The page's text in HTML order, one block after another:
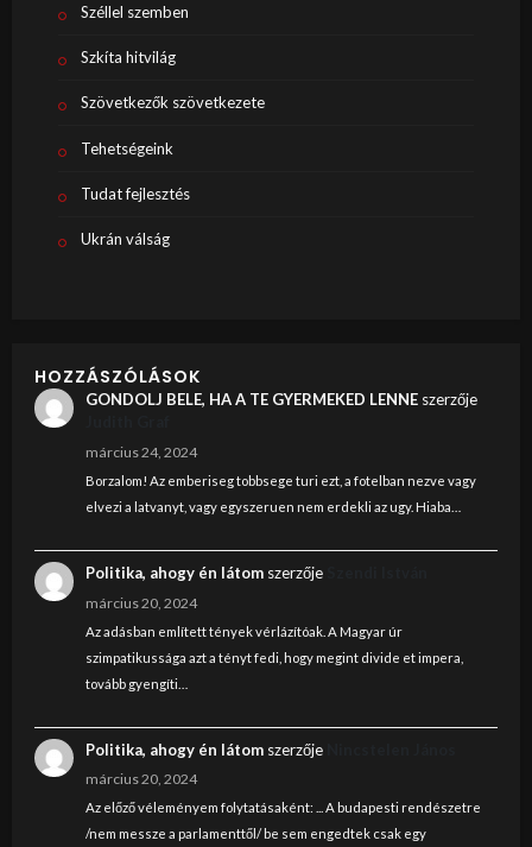
Széllel szemben
Szkíta hitvilág
Szövetkezők szövetkezete
Tehetségeink
Tudat fejlesztés
Ukrán válság
HOZZÁSZÓLÁSOK
GONDOLJ BELE, HA A TE GYERMEKED LENNEszerzője
március 24, 2024
Borzalom! Az emberiseg tobbsege turi ezt, a fotelban nezve vagy
elvezi a latvanyt, vagy egyszeruen nem erdekli az ugy. Hiaba…
Politika, ahogy én látomszerzője
március 20, 2024
Az adásban említett tények vérlázítóak. A Magyar úr
szimpatikussága azt a tényt fedi, hogy megint divide et impera,
tovább gyengíti…
Politika, ahogy én látomszerzője
március 20, 2024
Az előző véleményem folytatásaként: ... A budapesti rendészetre
/nem messze a parlamenttől/ be sem engedtek csak egy